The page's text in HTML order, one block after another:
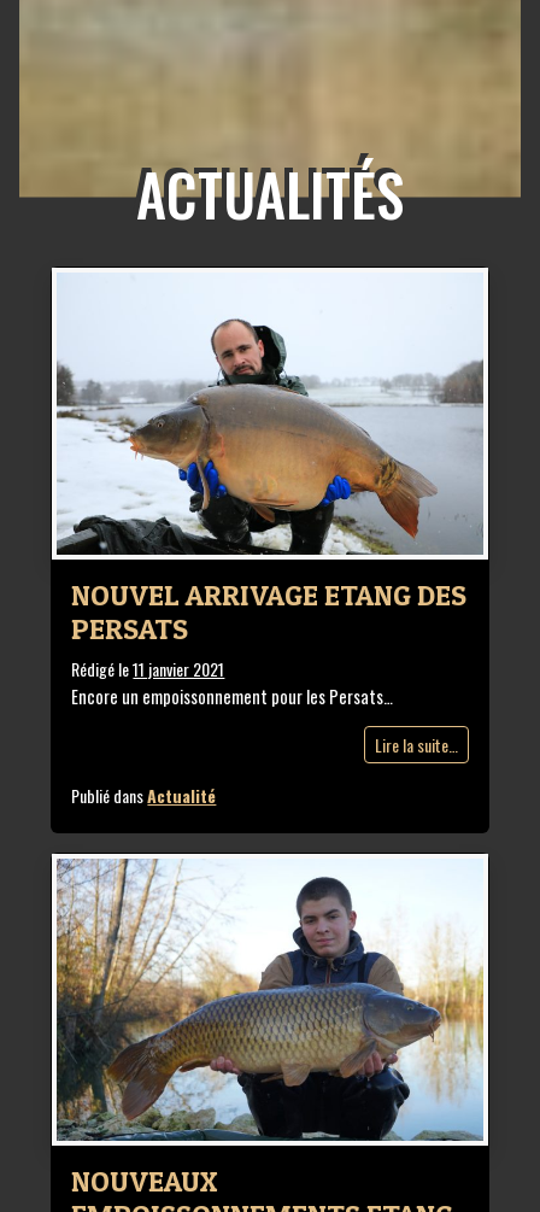
ACTUALITÉS
NOUVEL ARRIVAGE ETANG DES
PERSATS
Rédigé le11 janvier 2021
Encore un empoissonnement pour les Persats…
Lire la suite…
Publié dansActualité
NOUVEAUX